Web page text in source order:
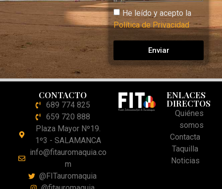
He leído y acepto la
Política de Privacidad
Enviar
CONTACTO
689 774 825
659 720 888
Plaza Mayor Nº19.
1º3 - SALAMANCA
info@fitauromaquia.co
m
@FITauromaquia
ENLACES
DIRECTOS
Quiénes
somos
Contacta
Taquilla
Noticias